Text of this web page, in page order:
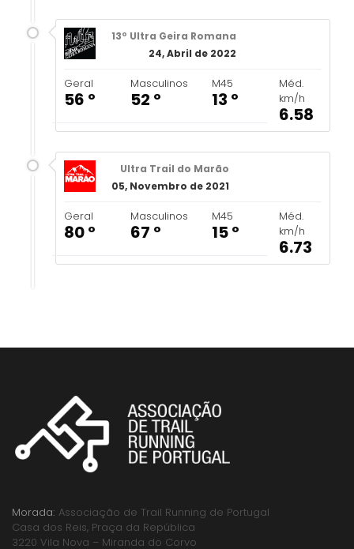
13º Ultra Geira Romana
24, Abril de 2022
Geral
56 º
Masculinos
52 º
M45
13 º
Méd.
km/h
6.58
Ultra Trail do Marão
05, Novembro de 2021
Geral
80 º
Masculinos
67 º
M45
15 º
Méd.
km/h
6.73
Morada: Associação de Trail Running de Portugal
Casa dos Reis, Praça da República
3220 Vila Nova – Miranda do Corvo